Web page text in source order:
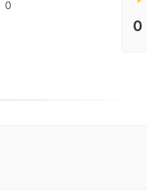
0
0